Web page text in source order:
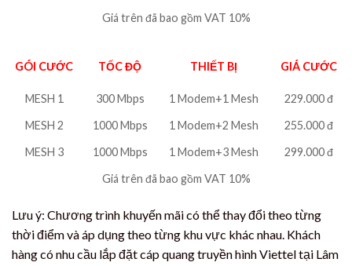
Giá trên đã bao gồm VAT 10%
GÓI CƯỚC TỐC ĐỘ THIẾT BỊ GIÁ CƯỚC
MESH 1 300 Mbps 1 Modem+1 Mesh
229.000 đ
MESH 2
1000 Mbps 1 Modem+2 Mesh
255.000 đ
MESH 3
1000 Mbps 1 Modem+3 Mesh
299.000 đ
Giá trên đã bao gồm VAT 10%
Lưu ý: Chương trình khuyến mãi có thể thay đổi theo từng
thời điểm và áp dụng theo từng khu vực khác nhau. Khách
hàng có nhu cầu lắp đặt cáp quang truyền hình Viettel tại Lâm